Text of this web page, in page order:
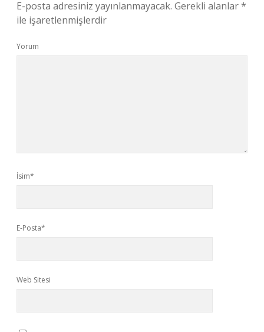
E-posta adresiniz yayınlanmayacak. Gerekli alanlar*
ile işaretlenmişlerdir
Yorum
İsim*
E-Posta*
Web Sitesi